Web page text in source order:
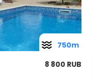
8 800 RUB
750m